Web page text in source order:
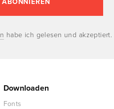
habe ich gelesen und akzeptiert.
Downloaden
Fonts